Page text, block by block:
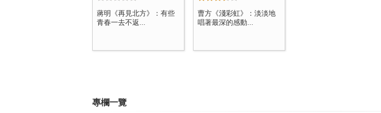
蔣明《再見北方》：有些
青春一去不返...
曹方《淺彩虹》：淡淡地
唱著最深的感動...
專欄一覽